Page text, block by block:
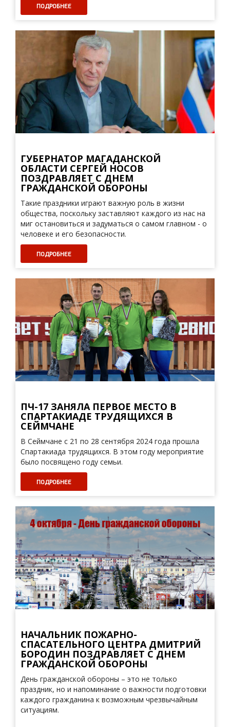
ПОДРОБНЕЕ
ГУБЕРНАТОР МАГАДАНСКОЙ
ОБЛАСТИ СЕРГЕЙ НОСОВ
ПОЗДРАВЛЯЕТ С ДНЕМ
ГРАЖДАНСКОЙ ОБОРОНЫ
Такие праздники играют важную роль в жизни
общества, поскольку заставляют каждого из нас на
миг остановиться и задуматься о самом главном - о
человеке и его безопасности.
ПОДРОБНЕЕ
ПЧ-17 ЗАНЯЛА ПЕРВОЕ МЕСТО В
СПАРТАКИАДЕ ТРУДЯЩИХСЯ В
СЕЙМЧАНЕ
В Сеймчане с 21 по 28 сентября 2024 года прошла
Спартакиада трудящихся. В этом году мероприятие
было посвящено году семьи.
ПОДРОБНЕЕ
НАЧАЛЬНИК ПОЖАРНО-
СПАСАТЕЛЬНОГО ЦЕНТРА ДМИТРИЙ
БОРОДИН ПОЗДРАВЛЯЕТ С ДНЕМ
ГРАЖДАНСКОЙ ОБОРОНЫ
День гражданской обороны – это не только
праздник, но и напоминание о важности подготовки
каждого гражданина к возможным чрезвычайным
ситуациям.